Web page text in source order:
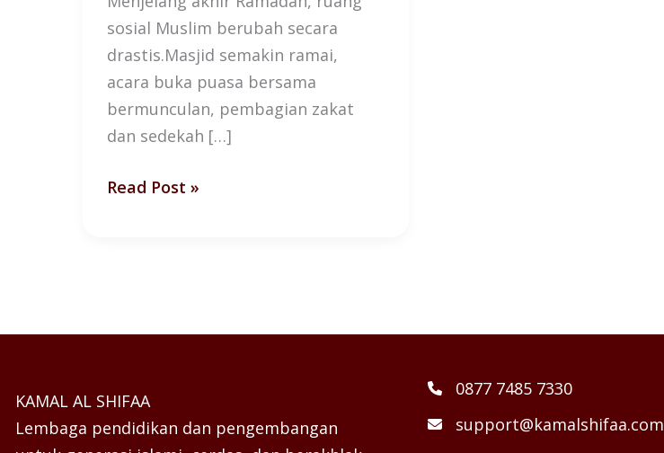
sosial Muslim berubah secara
drastis.Masjid semakin ramai,
acara buka puasa bersama
bermunculan, pembagian zakat
dan sedekah […]
Read Post »
KAMAL AL SHIFAA
Lembaga pendidikan dan pengembangan
0877 7485 7330
support@kamalshifaa.com